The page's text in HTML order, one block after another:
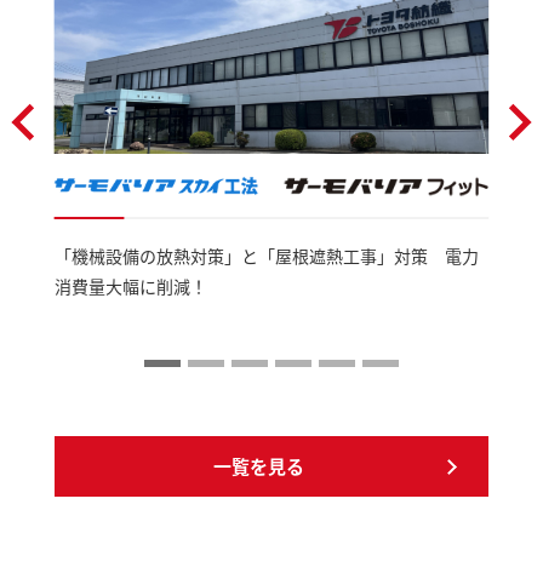
「機械設備の放熱対策」と「屋根遮熱工事」対策 電力
消費量大幅に削減！
一覧を見る